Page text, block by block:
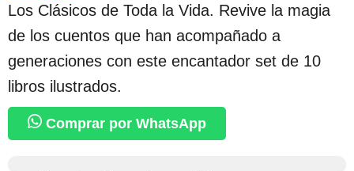
Los Clásicos de Toda la Vida. Revive la magia
de los cuentos que han acompañado a
generaciones con este encantador set de 10
libros ilustrados.
Comprar por WhatsApp